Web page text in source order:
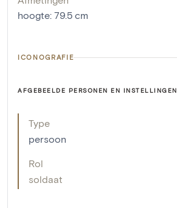
hoogte: 79.5 cm
ICONOGRAFIE
AFGEBEELDE PERSONEN EN INSTELLINGEN
Type
persoon
Rol
soldaat